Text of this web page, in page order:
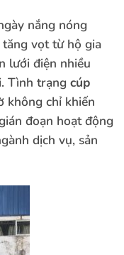
nắng nóng
vọt từ hộ gia
lưới điện nhiều
Tình trạng cúp
không chỉ khiến
đoạn hoạt động
dịch vụ, sản